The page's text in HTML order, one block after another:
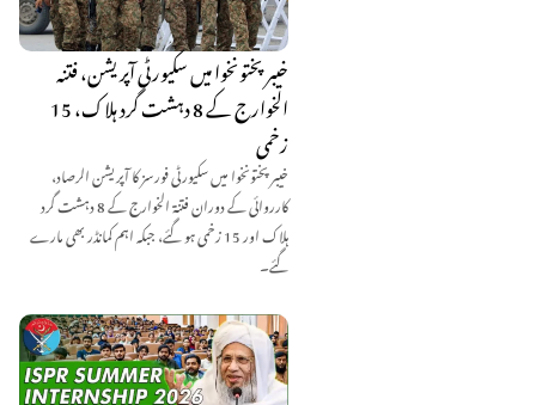
خیبر پختونخوا میں سکیورٹی آپریشن، فتنہ
الخوارج کے 8 دہشت گرد ہلاک، 15
زخمی
خیبر پختونخوا میں سکیورٹی فورسز کا آپریشن الرصاد،
کارروائی کے دوران فتنۃ الخوارج کے 8 دہشت گرد
ہلاک اور 15 زخمی ہو گئے، جبکہ اہم کمانڈر بھی مارے
گئے۔